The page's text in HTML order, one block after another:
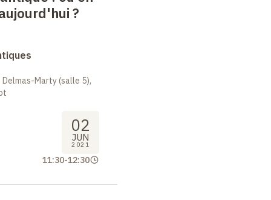
?
Marty (salle 5),
02
JUN
2021
11:30-12:30